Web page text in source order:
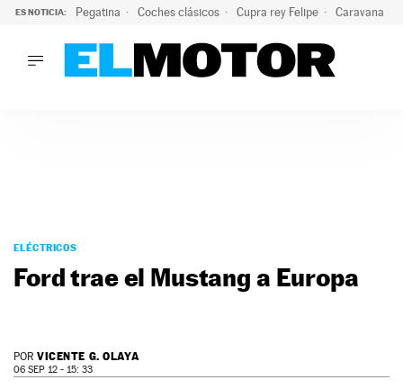
ES NOTICIA: Pegatina Coches clásicos Cupra rey Felipe Caravana
PODCAST
MOTOS
PREMIOS
ELÉCTRICOS
Ford trae el Mustang a Europa
POR VICENTE G. OLAYA
06 SEP 12 - 15: 33